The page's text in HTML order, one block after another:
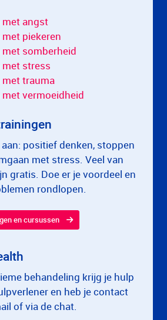
met angst
piekeren
somberheid
stress
trauma
vermoeidheid
positief denken, stoppen
met stress. Veel van
gratis. Doe er je voordeel en
rondlopen.
en cursussen
behandeling krijg je hulp
en heb je contact
of via de chat.